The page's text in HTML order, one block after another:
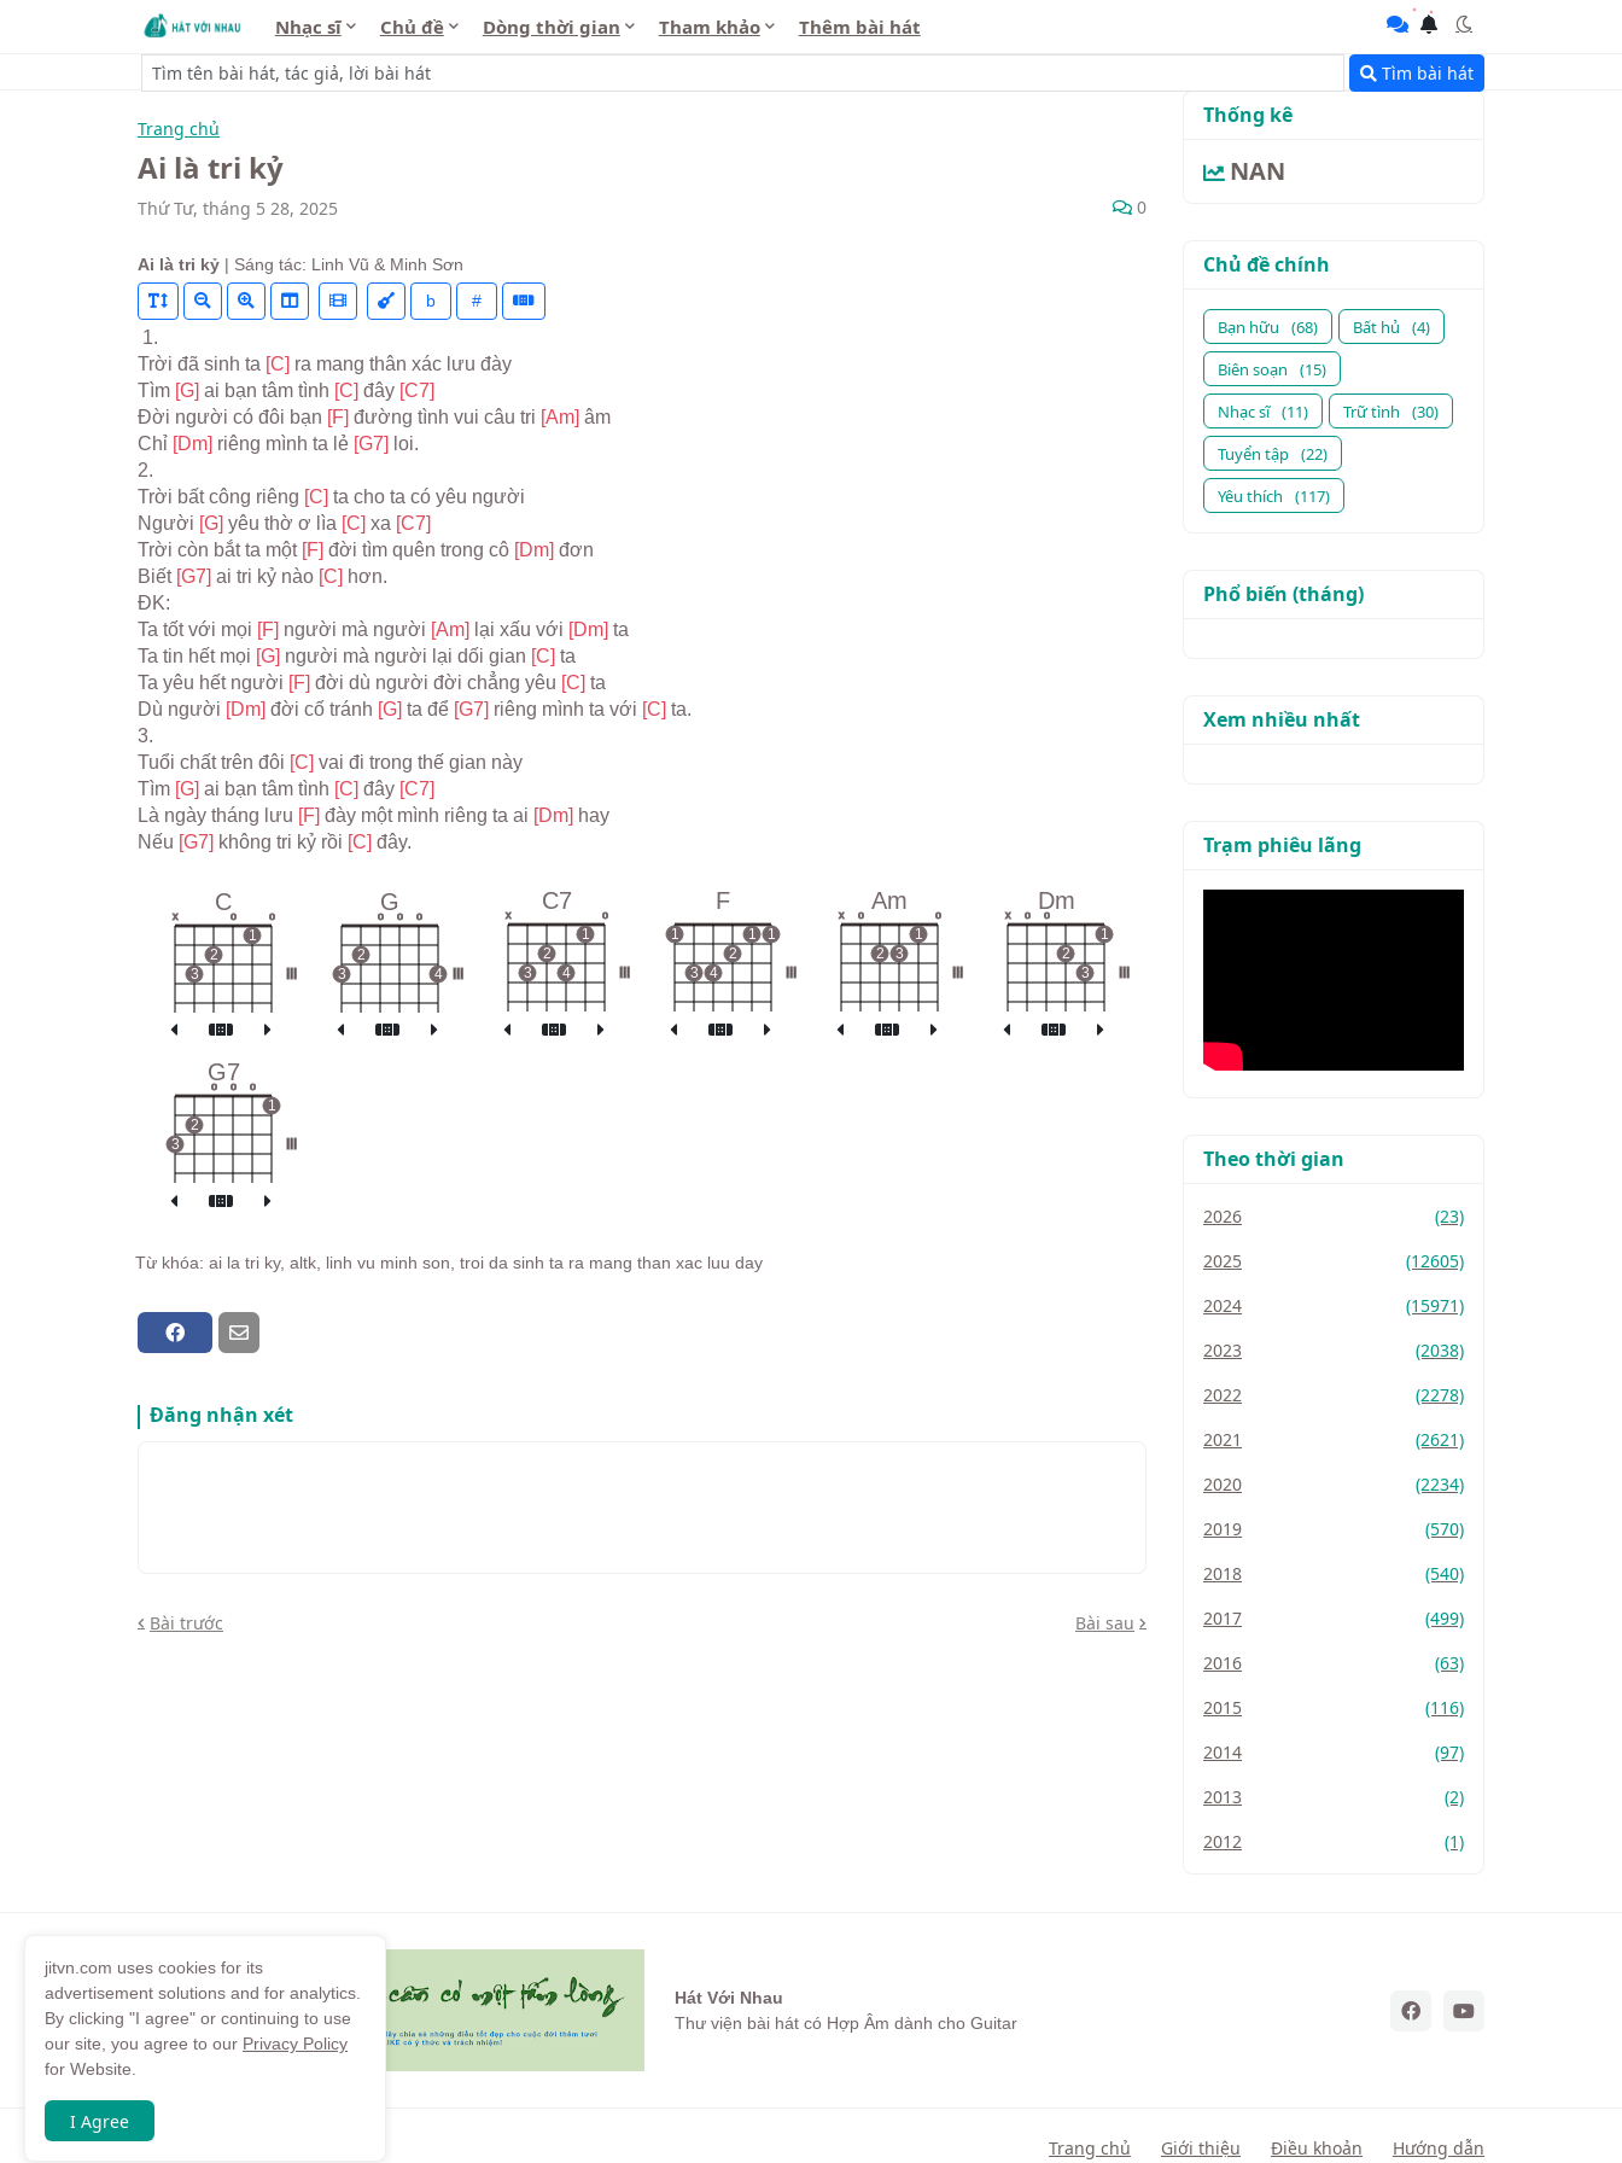
Nhạc sĩ Chủ đề Dòng thời gian Tham khảo Thêm bài hát
Tìm bài hát
Trang chủ
Ai là tri kỷ
Thứ Tư, tháng 5 28, 2025 0
Ai là tri kỷ | Sáng tác: Linh Vũ & Minh Sơn
b
#
1.
Trời đã sinh ta [C] ra mang thân xác lưu đày
Tìm [G] ai bạn tâm tình [C] đây [C7]
Đời người có đôi bạn [F] đường tình vui câu tri [Am] âm
Chỉ [Dm] riêng mình ta lẻ [G7] loi.
2.
Trời bất công riêng [C] ta cho ta có yêu người
Người [G] yêu thờ ơ lìa [C] xa [C7]
Trời còn bắt ta một [F] đời tìm quên trong cô [Dm] đơn
Biết [G7] ai tri kỷ nào [C] hơn.
ĐK:
Ta tốt với mọi [F] người mà người [Am] lại xấu với [Dm] ta
Ta tin hết mọi [G] người mà người lại dối gian [C] ta
Ta yêu hết người [F] đời dù người đời chẳng yêu [C] ta
Dù người [Dm] đời cố tránh [G] ta để [G7] riêng mình ta với [C] ta.
3.
Tuổi chất trên đôi [C] vai đi trong thế gian này
Tìm [G] ai bạn tâm tình [C] đây [C7]
Là ngày tháng lưu [F] đày một mình riêng ta ai [Dm] hay
Nếu [G7] không tri kỷ rồi [C] đây.
C
x
3
2
o
1
o
G
3
2
o o o
4
C7
x
3
2
4
1
o
F
1
3 4
2
1 1
Am
x o
2 3
1
o
Dm
x o o
2
3
1
G7
3
2
o o o
1
Từ khóa: ai la tri ky, altk, linh vu minh son, troi da sinh ta ra mang than xac luu day
Đăng nhận xét
Bài trước Bài sau
Thống kê
NAN
Chủ đề chính
Bạn hữu (68) Bất hủ
(4)
Biên soạn
(15)
Nhạc sĩ (11) Trữ tình
(30)
Tuyển tập (22)
Yêu thích
(117)
Phổ biến (tháng)
Xem nhiều nhất
Trạm phiêu lãng
Theo thời gian
2026
(23)
2025
(12605)
2024
(15971)
2023
(2038)
2022
(2278)
2021
(2621)
2020
(2234)
2019
(570)
2018
(540)
2017
(499)
2016
(63)
2015
(116)
2014
(97)
2013
(2)
2012
(1)
Hát Với Nhau
Thư viện bài hát có Hợp Âm dành cho Guitar
Copyright by Trang chủ Giới thiệu Điều khoản Hướng dẫn
jitvn.com uses cookies for its
advertisement solutions and for analytics.
By clicking "I agree" or continuing to use
our site, you agree to our Privacy Policy
for Website.
I Agree